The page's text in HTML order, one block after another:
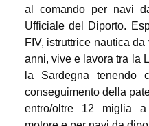
al comando per navi
Ufficiale del Diporto.
FIV, istruttrice nautica
anni, vive e lavora tra la
la Sardegna tenendo
conseguimento della
entro/oltre 12 miglia